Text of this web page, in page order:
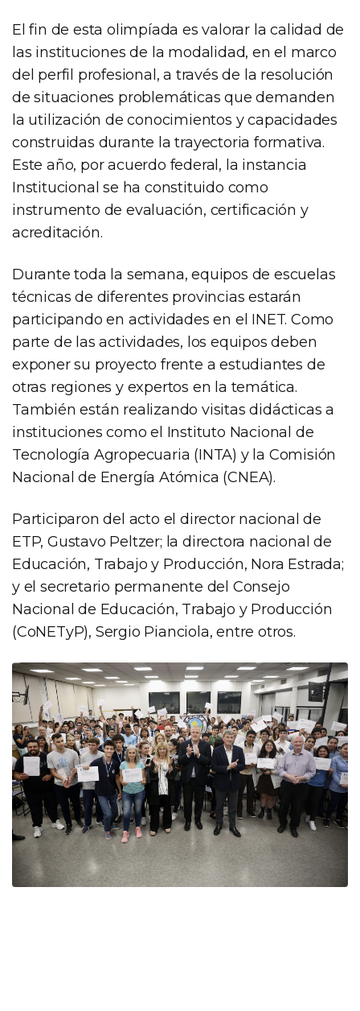
El fin de esta olimpíada es valorar la calidad de
las instituciones de la modalidad, en el marco
del perfil profesional, a través de la resolución
de situaciones problemáticas que demanden
la utilización de conocimientos y capacidades
construidas durante la trayectoria formativa.
Este año, por acuerdo federal, la instancia
Institucional se ha constituido como
instrumento de evaluación, certificación y
acreditación.
Durante toda la semana, equipos de escuelas
técnicas de diferentes provincias estarán
participando en actividades en el INET. Como
parte de las actividades, los equipos deben
exponer su proyecto frente a estudiantes de
otras regiones y expertos en la temática.
También están realizando visitas didácticas a
instituciones como el Instituto Nacional de
Tecnología Agropecuaria (INTA) y la Comisión
Nacional de Energía Atómica (CNEA).
Participaron del acto el director nacional de
ETP, Gustavo Peltzer; la directora nacional de
Educación, Trabajo y Producción, Nora Estrada;
y el secretario permanente del Consejo
Nacional de Educación, Trabajo y Producción
(CoNETyP), Sergio Pianciola, entre otros.